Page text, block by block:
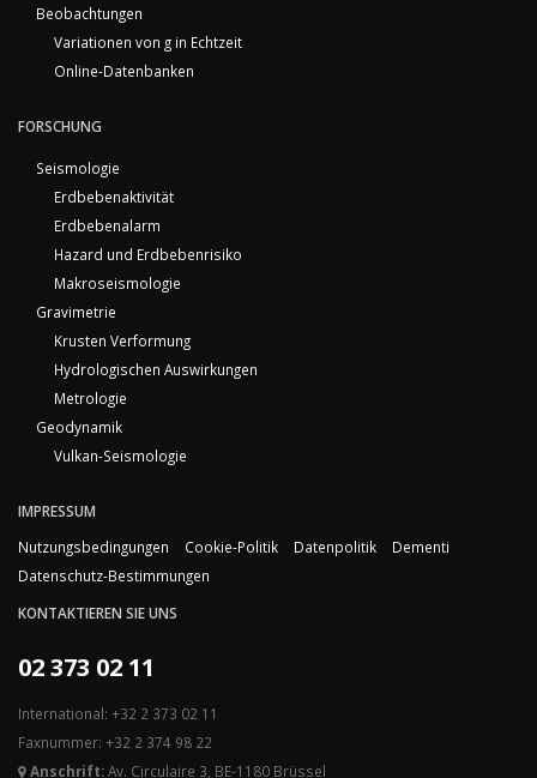
Beobachtungen
Variationen von g in Echtzeit
Online-Datenbanken
FORSCHUNG
Seismologie
Erdbebenaktivität
Erdbebenalarm
Hazard und Erdbebenrisiko
Makroseismologie
Gravimetrie
Krusten Verformung
Hydrologischen Auswirkungen
Metrologie
Geodynamik
Vulkan-Seismologie
IMPRESSUM
Nutzungsbedingungen
Cookie-Politik Datenpolitik
Dementi
Datenschutz-Bestimmungen
KONTAKTIEREN SIE UNS
02 373 02 11
International: +32 2 373 02 11
Faxnummer: +32 2 374 98 22
Anschrift:Av. Circulaire 3, BE-1180 Brüssel